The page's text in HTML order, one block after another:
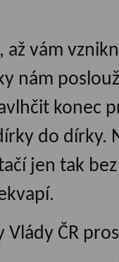
vám
nám
konec
do dírky.
jen tak
Vlády ČR